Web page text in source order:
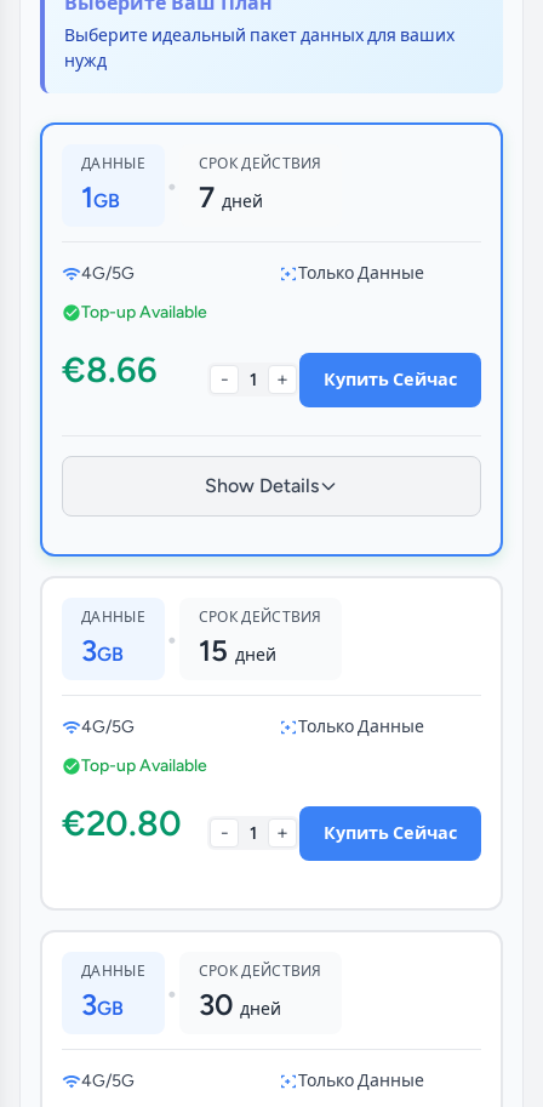
Выберите идеальный пакет данных для ваших
нужд
ДАННЫЕ
1GB •
СРОК ДЕЙСТВИЯ
7 дней
4G/5G
Только Данные
Top-up Available
€8.66 - 1 + Купить Сейчас
Show Details
ДАННЫЕ
3GB •
СРОК ДЕЙСТВИЯ
15 дней
4G/5G
Только Данные
Top-up Available
€20.80 - 1 + Купить Сейчас
ДАННЫЕ
3GB •
СРОК ДЕЙСТВИЯ
30 дней
4G/5G
Только Данные